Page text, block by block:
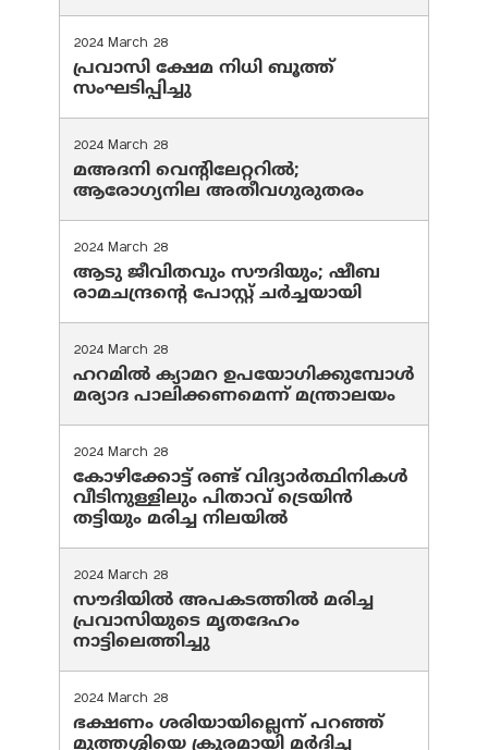
2024 March 28
പ്രവാസി ക്ഷേമ നിധി ബൂത്ത്
സംഘടിപ്പിച്ചു
2024 March 28
മഅദനി വെന്റിലേറ്ററിൽ;
ആരോഗ്യനില അതീവഗുരുതരം
2024 March 28
ആടു ജീവിതവും സൗദിയും; ഷീബ
രാമചന്ദ്രന്റെ പോസ്റ്റ് ചര്‍ച്ചയായി
2024 March 28
ഹറമില്‍ ക്യാമറ ഉപയോഗിക്കുമ്പോള്‍
മര്യാദ പാലിക്കണമെന്ന് മന്ത്രാലയം
2024 March 28
കോഴിക്കോട്ട് രണ്ട് വിദ്യാർത്ഥിനികൾ
വീടിനുള്ളിലും പിതാവ് ട്രെയിൻ
തട്ടിയും മരിച്ച നിലയിൽ
2024 March 28
സൗദിയില്‍ അപകടത്തില്‍ മരിച്ച
പ്രവാസിയുടെ മൃതദേഹം
നാട്ടിലെത്തിച്ചു
2024 March 28
ഭക്ഷണം ശരിയായില്ലെന്ന് പറഞ്ഞ്
മുത്തശ്ശിയെ ക്രൂരമായി മര്‍ദിച്ച